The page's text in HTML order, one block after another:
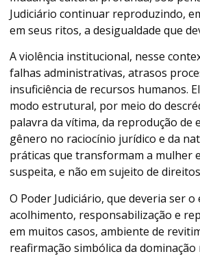
Judiciário continuar reproduzindo,
em seus ritos, a desigualdade que
A violência institucional, nesse
falhas administrativas, atrasos
insuficiência de recursos humanos.
modo estrutural, por meio do
palavra da vítima, da reprodução de
gênero no raciocínio jurídico e da
práticas que transformam a mulher
suspeita, e não em sujeito de
O Poder Judiciário, que deveria ser o
acolhimento, responsabilização e
em muitos casos, ambiente de
reafirmação simbólica da dominação